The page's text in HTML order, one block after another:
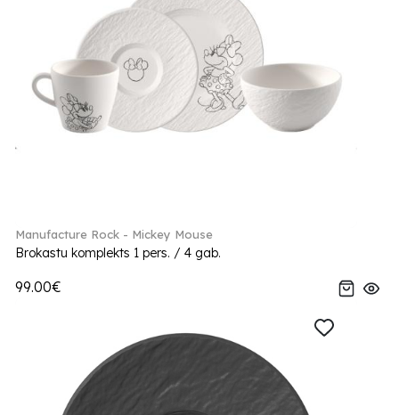
Manufacture Rock - Mickey Mouse
Brokastu komplekts 1 pers. / 4 gab.
99.00€